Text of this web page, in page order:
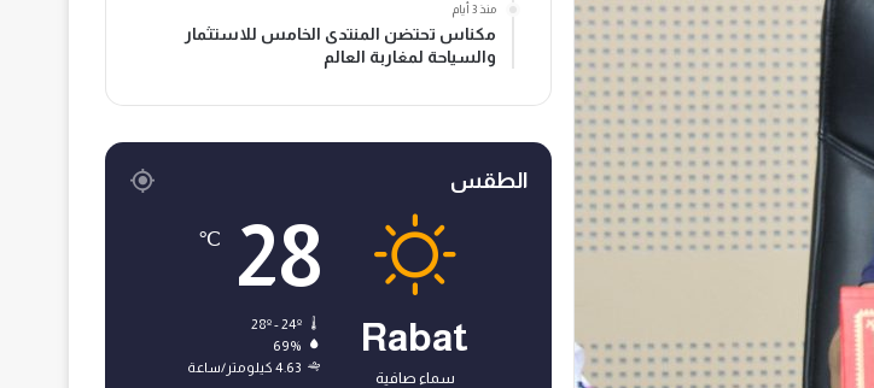
منذ 3 أيام
مكناس تحتضن المنتدى الخامس للاستثمار
والسياحة لمغاربة العالم
الطقس
Rabat
سماء صافية
28
℃
69%
4.63 كيلومتر/ساعة